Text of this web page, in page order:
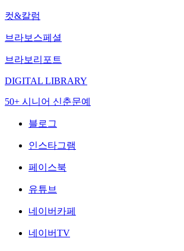
컷&칼럼
브라보스페셜
브라보리포트
DIGITAL LIBRARY
50+ 시니어 신춘문예
블로그
인스타그램
페이스북
유튜브
네이버카페
네이버TV